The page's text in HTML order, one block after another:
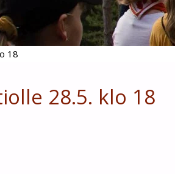
18
28.5. klo 18